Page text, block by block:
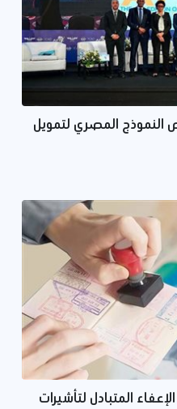
النموذج المصري لتمويل
المتبادل لتأشيرات